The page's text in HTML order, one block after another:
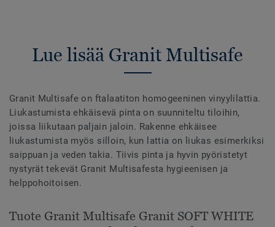
Lue lisää Granit Multisafe
Granit Multisafe on ftalaatiton homogeeninen vinyylilattia.
Liukastumista ehkäisevä pinta on suunniteltu tiloihin,
joissa liikutaan paljain jaloin. Rakenne ehkäisee
liukastumista myös silloin, kun lattia on liukas esimerkiksi
saippuan ja veden takia. Tiivis pinta ja hyvin pyöristetyt
nystyrät tekevät Granit Multisafesta hygieenisen ja
helppohoitoisen.
Tuote Granit Multisafe Granit SOFT WHITE